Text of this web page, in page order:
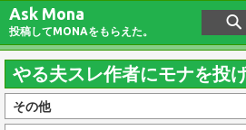
Ask Mona
投稿してMONAをもらえた。
やる夫スレ作者にモナを投
その他